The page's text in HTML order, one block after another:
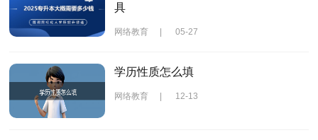
具
网络教育 | 05-27
学历性质怎么填
网络教育 | 12-13